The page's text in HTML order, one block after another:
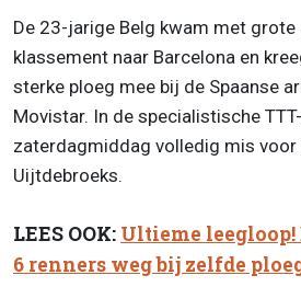
De 23-jarige Belg kwam met
klassement naar Barcelona en
sterke ploeg mee bij de Spaanse
Movistar. In de specialistische
zaterdagmiddag volledig mis
Uijtdebroeks.
LEES OOK: Ultieme
6 renners weg bij zelfde